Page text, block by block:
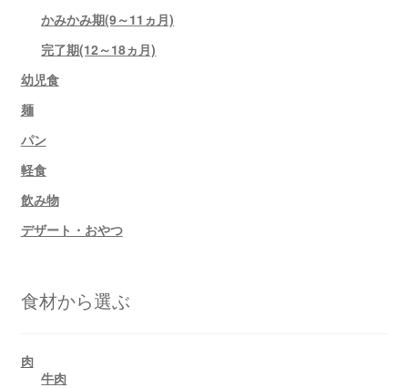
かみかみ期(9～11ヵ月)
完了期(12～18ヵ月)
幼児食
麺
パン
軽食
飲み物
デザート・おやつ
食材から選ぶ
肉
牛肉